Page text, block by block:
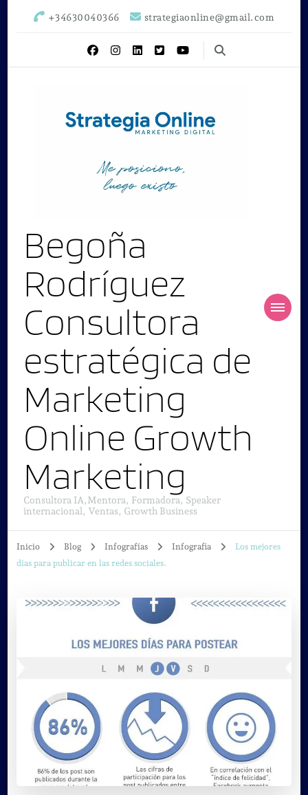
+34630040366 strategiaonline@gmail.com
Begoña
Rodríguez
Consultora
estratégica de
Marketing
Online Growth
Marketing
Consultora IA,Mentora, Formadora, Speaker
internacional, Ventas, Growth Business
Inicio Blog Infografías Infografia
Los mejores
días para publicar en las redes sociales.